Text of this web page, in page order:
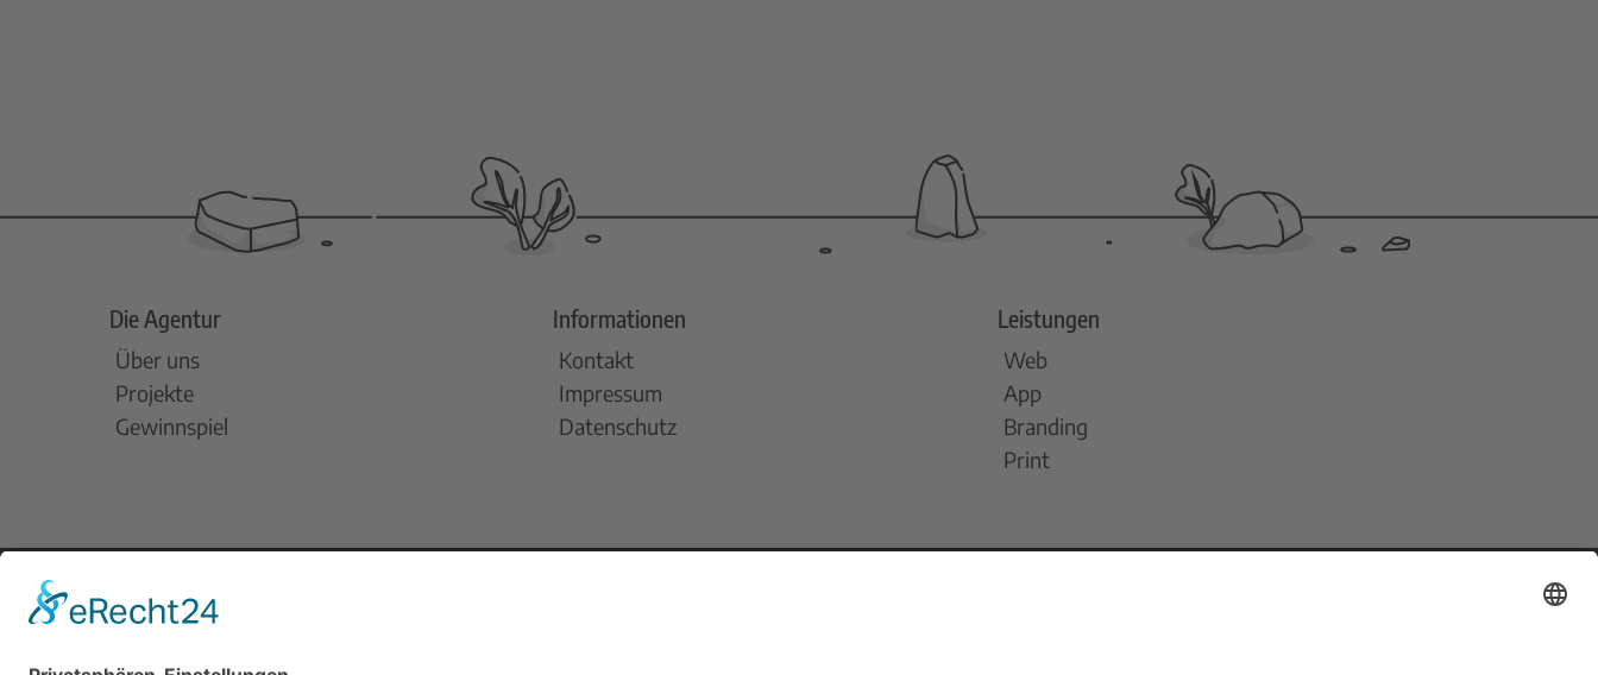
Die Agentur
Über uns
Projekte
Gewinnspiel
Informationen
Kontakt
Impressum
Datenschutz
Leistungen
Web
App
Branding
Print